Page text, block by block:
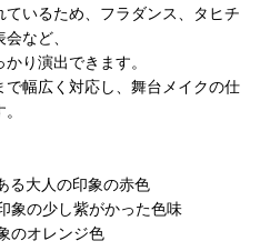
いるため、フラダンス、タヒチ
など、
り演出できます。
幅広く対応し、舞台メイクの仕
大人の印象の赤色
の少し紫がかった色味
のオレンジ色